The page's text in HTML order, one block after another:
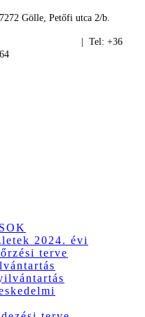
Gölle, Petőfi utca 2/b.
| Tel: +36
2024. évi
terve